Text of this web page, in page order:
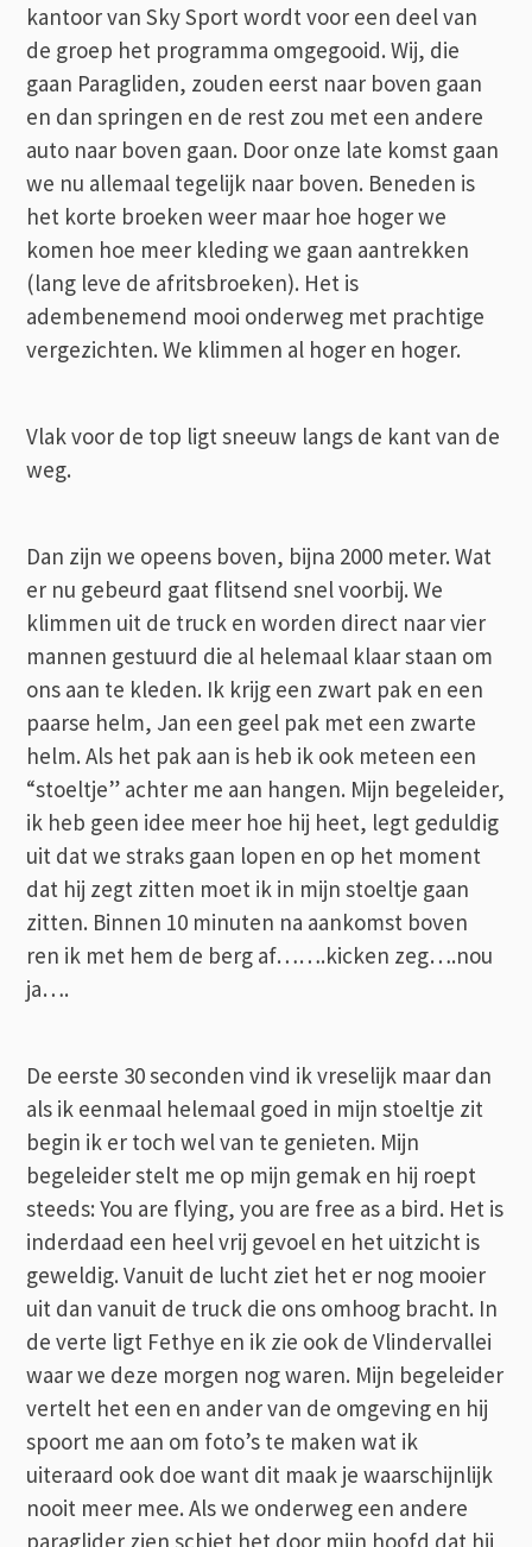
kantoor van Sky Sport wordt voor een deel van
de groep het programma omgegooid. Wij, die
gaan Paragliden, zouden eerst naar boven gaan
en dan springen en de rest zou met een andere
auto naar boven gaan. Door onze late komst gaan
we nu allemaal tegelijk naar boven. Beneden is
het korte broeken weer maar hoe hoger we
komen hoe meer kleding we gaan aantrekken
(lang leve de afritsbroeken). Het is
adembenemend mooi onderweg met prachtige
vergezichten. We klimmen al hoger en hoger.
Vlak voor de top ligt sneeuw langs de kant van de
weg.
Dan zijn we opeens boven, bijna 2000 meter. Wat
er nu gebeurd gaat flitsend snel voorbij. We
klimmen uit de truck en worden direct naar vier
mannen gestuurd die al helemaal klaar staan om
ons aan te kleden. Ik krijg een zwart pak en een
paarse helm, Jan een geel pak met een zwarte
helm. Als het pak aan is heb ik ook meteen een
“stoeltje” achter me aan hangen. Mijn begeleider,
ik heb geen idee meer hoe hij heet, legt geduldig
uit dat we straks gaan lopen en op het moment
dat hij zegt zitten moet ik in mijn stoeltje gaan
zitten. Binnen 10 minuten na aankomst boven
ren ik met hem de berg af…….kicken zeg….nou
ja….
De eerste 30 seconden vind ik vreselijk maar dan
als ik eenmaal helemaal goed in mijn stoeltje zit
begin ik er toch wel van te genieten. Mijn
begeleider stelt me op mijn gemak en hij roept
steeds: You are flying, you are free as a bird. Het is
inderdaad een heel vrij gevoel en het uitzicht is
geweldig. Vanuit de lucht ziet het er nog mooier
uit dan vanuit de truck die ons omhoog bracht. In
de verte ligt Fethye en ik zie ook de Vlindervallei
waar we deze morgen nog waren. Mijn begeleider
vertelt het een en ander van de omgeving en hij
spoort me aan om foto’s te maken wat ik
uiteraard ook doe want dit maak je waarschijnlijk
nooit meer mee. Als we onderweg een andere
paraglider zien schiet het door mijn hoofd dat hij